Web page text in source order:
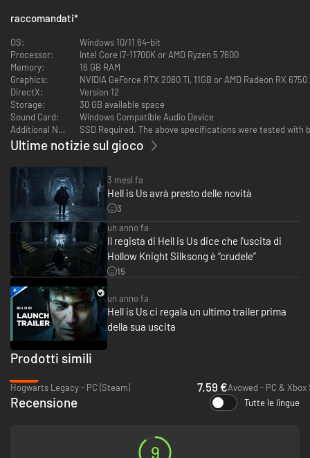
raccomandati*
OS:
Windows 10/11 64-bit
Processor:
Intel Core i7-11700K or AMD Ryzen 5 7600
Memory:
16 GB RAM
Graphics:
NVIDIA GeForce RTX 2080 Ti, 11GB or AMD Radeon RX
DirectX:
Version 12
Storage:
30 GB available space
Sound Card:
Windows Compatible Audio Device
Additional Notes:
SSD Required. The above specifications were tested with
Ultime notizie sul gioco
3 mesi fa
Hell is Us avrà presto delle novità
3
un anno fa
Il regista di Hell is Us dice che l'uscita di
Hollow Knight Silksong è “crudele”
15
un anno fa
Hell is Us ci regala un ultimo trailer prima
della sua uscita
Prodotti simili
Hogwarts Legacy - PC (Steam)
7.59 €
Recensione Tutte le lingue
9